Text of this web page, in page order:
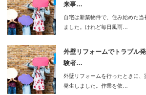
来事…
自宅は新築物件で、住み始めた
ました。けれど毎日風雨…
外壁リフォームでトラブル
験者…
外壁リフォームを行ったときに
発生しました。作業を依…